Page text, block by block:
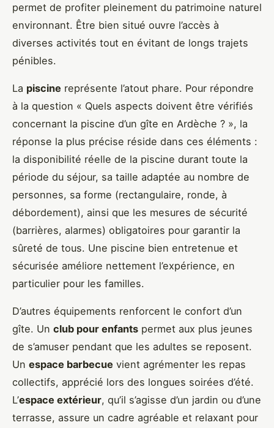
permet de profiter pleinement du patrimoine naturel
environnant. Être bien situé ouvre l’accès à
diverses activités tout en évitant de longs trajets
pénibles.
La piscine représente l’atout phare. Pour répondre
à la question « Quels aspects doivent être vérifiés
concernant la piscine d’un gîte en Ardèche ? », la
réponse la plus précise réside dans ces éléments :
la disponibilité réelle de la piscine durant toute la
période du séjour, sa taille adaptée au nombre de
personnes, sa forme (rectangulaire, ronde, à
débordement), ainsi que les mesures de sécurité
(barrières, alarmes) obligatoires pour garantir la
sûreté de tous. Une piscine bien entretenue et
sécurisée améliore nettement l’expérience, en
particulier pour les familles.
D’autres équipements renforcent le confort d’un
gîte. Un club pour enfants permet aux plus jeunes
de s’amuser pendant que les adultes se reposent.
Un espace barbecue vient agrémenter les repas
collectifs, apprécié lors des longues soirées d’été.
L’espace extérieur, qu’il s’agisse d’un jardin ou d’une
terrasse, assure un cadre agréable et relaxant pour